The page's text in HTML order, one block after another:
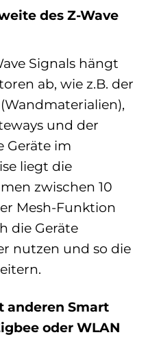
des Z-Wave
Signals hängt
ab, wie z.B. der
und der
Geräte im
liegt die
zwischen 10
Mesh-Funktion
die Geräte
nutzen und so die
anderen Smart
oder WLAN